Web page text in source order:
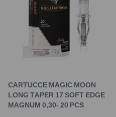
CARTUCCE MAGIC MOON
LONG TAPER 17 SOFT EDGE
MAGNUM 0,30- 20 PCS